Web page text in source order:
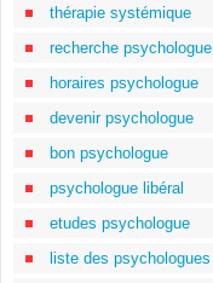
thérapie systémique
recherche psychologue
horaires psychologue
devenir psychologue
bon psychologue
psychologue libéral
etudes psychologue
liste des psychologues